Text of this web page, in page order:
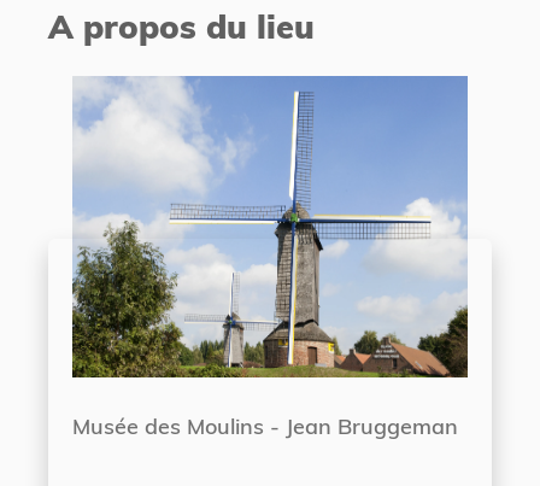
A propos du lieu
Musée des Moulins - Jean Bruggeman